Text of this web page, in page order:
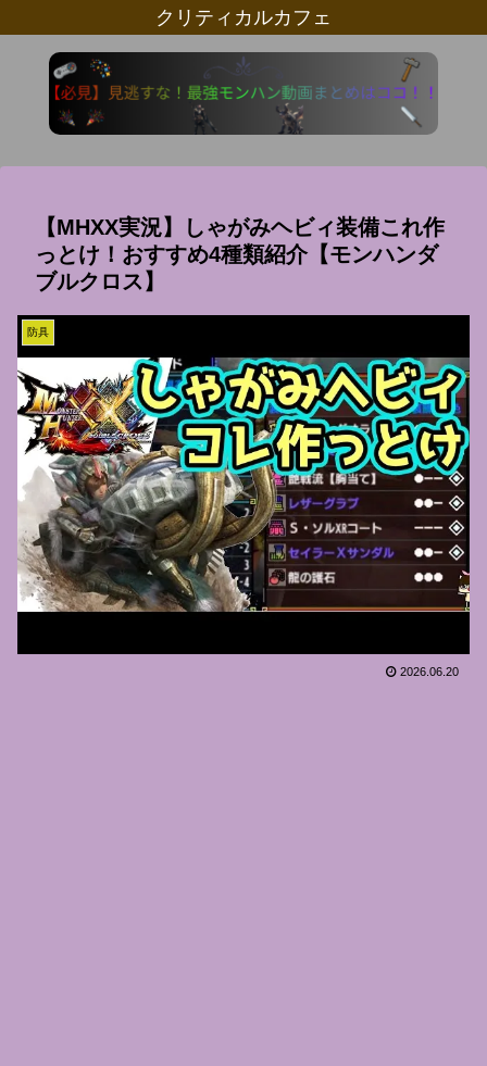
クリティカルカフェ
【MHXX実況】しゃがみヘビィ装備これ作
っとけ！おすすめ4種類紹介【モンハンダ
ブルクロス】
防具
2026.06.20